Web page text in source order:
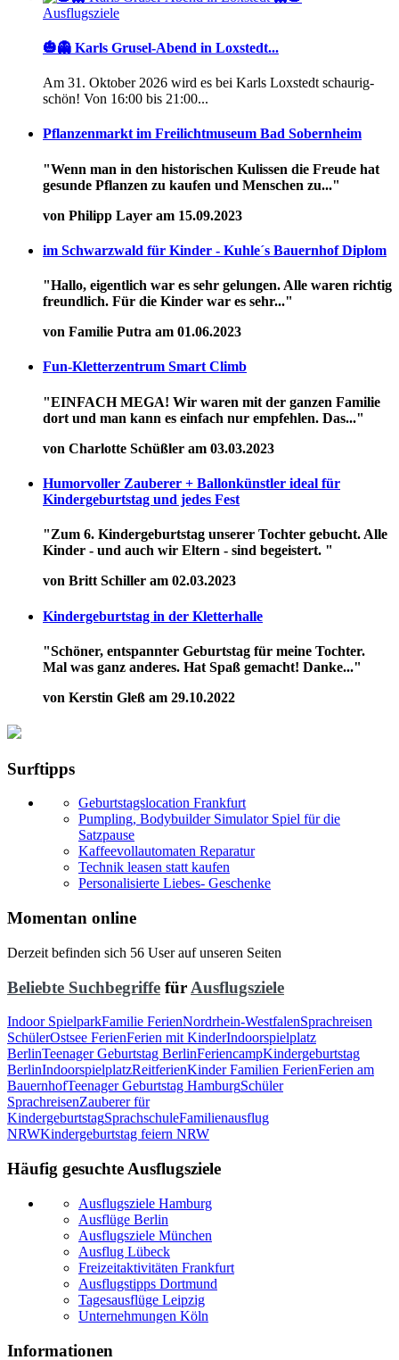
Ausflugsziele
🎃👻 Karls Grusel-Abend in Loxstedt...
Am 31. Oktober 2026 wird es bei Karls Loxstedt schaurig-
schön! Von 16:00 bis 21:00...
Pflanzenmarkt im Freilichtmuseum Bad Sobernheim
"Wenn man in den historischen Kulissen die Freude hat
gesunde Pflanzen zu kaufen und Menschen zu..."
von Philipp Layer am 15.09.2023
im Schwarzwald für Kinder - Kuhle´s Bauernhof Diplom
"Hallo, eigentlich war es sehr gelungen. Alle waren richtig
freundlich. Für die Kinder war es sehr..."
von Familie Putra am 01.06.2023
Fun-Kletterzentrum Smart Climb
"EINFACH MEGA! Wir waren mit der ganzen Familie
dort und man kann es einfach nur empfehlen. Das..."
von Charlotte Schüßler am 03.03.2023
Humorvoller Zauberer + Ballonkünstler ideal für
Kindergeburtstag und jedes Fest
"Zum 6. Kindergeburtstag unserer Tochter gebucht. Alle
Kinder - und auch wir Eltern - sind begeistert. "
von Britt Schiller am 02.03.2023
Kindergeburtstag in der Kletterhalle
"Schöner, entspannter Geburtstag für meine Tochter.
Mal was ganz anderes. Hat Spaß gemacht! Danke..."
von Kerstin Gleß am 29.10.2022
Surftipps
Geburtstagslocation Frankfurt
Pumpling, Bodybuilder Simulator Spiel für die
Satzpause
Kaffeevollautomaten Reparatur
Technik leasen statt kaufen
Personalisierte Liebes- Geschenke
Momentan online
Derzeit befinden sich 56 User auf unseren Seiten
Beliebte Suchbegriffe für Ausflugsziele
Indoor SpielparkFamilie FerienNordrhein-WestfalenSprachreisen
SchülerOstsee FerienFerien mit KinderIndoorspielplatz
BerlinTeenager Geburtstag BerlinFeriencampKindergeburtstag
BerlinIndoorspielplatzReitferienKinder Familien FerienFerien am
BauernhofTeenager Geburtstag HamburgSchüler
SprachreisenZauberer für
KindergeburtstagSprachschuleFamilienausflug
NRWKindergeburtstag feiern NRW
Häufig gesuchte Ausflugsziele
Ausflugsziele Hamburg
Ausflüge Berlin
Ausflugsziele München
Ausflug Lübeck
Freizeitaktivitäten Frankfurt
Ausflugstipps Dortmund
Tagesausflüge Leipzig
Unternehmungen Köln
Informationen